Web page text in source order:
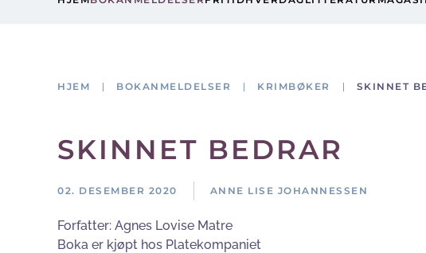
HJEM BOKANMELDELSER KRIMBØKER SKINNET
SKINNET BEDRAR
02. DESEMBER 2020 ANNE LISE JOHANNESSEN
Forfatter: Agnes Lovise Matre
Boka er kjøpt hos Platekompaniet